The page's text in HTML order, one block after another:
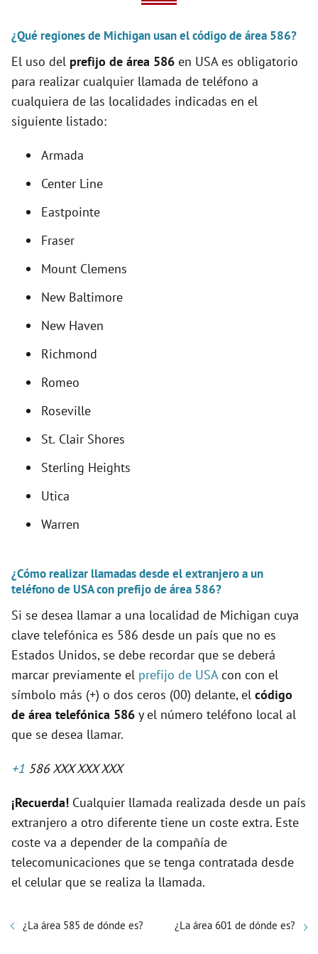
i
d
¿Qué regiones de Michigan usan el código de área 586?
El uso del prefijo de área 586 en USA es obligatorio
para realizar cualquier llamada de teléfono a
cualquiera de las localidades indicadas en el
siguiente listado:
Armada
Center Line
Eastpointe
Fraser
Mount Clemens
New Baltimore
New Haven
Richmond
Romeo
Roseville
St. Clair Shores
Sterling Heights
Utica
Warren
¿Cómo realizar llamadas desde el extranjero a un
teléfono de USA con prefijo de área 586?
Si se desea llamar a una localidad de Michigan cuya
clave telefónica es 586 desde un país que no es
Estados Unidos, se debe recordar que se deberá
marcar previamente el prefijo de USAcon con el
símbolo más (+) o dos ceros (00) delante, el código
de área telefónica 586 y el número teléfono local al
que se desea llamar.
+1 586 XXX XXX XXX
¡Recuerda! Cualquier llamada realizada desde un país
extranjero a otro diferente tiene un coste extra. Este
coste va a depender de la compañía de
telecomunicaciones que se tenga contratada desde
el celular que se realiza la llamada.
¿La área 585 de dónde es? ¿La área 601 de dónde es?